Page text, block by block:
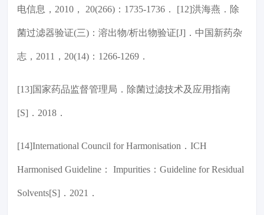
电信息，2010， 20(266)：1735-1736． [12]洪海燕．除
菌过滤器验证(三)：溶出物/析出物验证[J]．中国新药杂
志，2011，20(14)：1266-1269．
[13]国家药品监督管理局．除菌过滤技术及应用指南
[S]．2018．
[14]International Council for Harmonisation．ICH
Harmonised Guideline： Impurities：Guideline for Residual
Solvents[S]．2021．